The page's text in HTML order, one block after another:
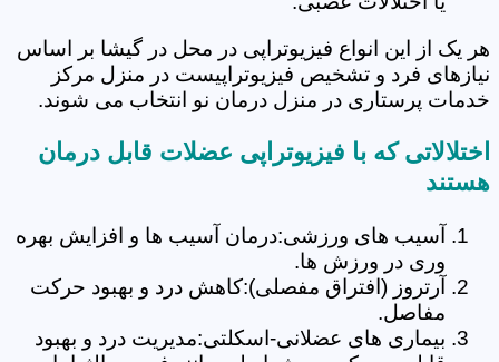
هر یک از این انواع فیزیوتراپی در محل در گیشا بر اساس
نیازهای فرد و تشخیص فیزیوتراپیست در منزل مرکز
خدمات پرستاری در منزل درمان نو انتخاب می شوند.
اختلالاتی که با فیزیوتراپی عضلات قابل درمان
هستند
آسیب های ورزشی:درمان آسیب ها و افزایش بهره
وری در ورزش ها.
آرتروز (افتراق مفصلی):کاهش درد و بهبود حرکت
مفاصل.
بیماری های عضلانی-اسکلتی:مدیریت درد و بهبود